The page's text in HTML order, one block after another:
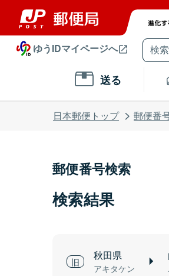
ゆうIDマイページへ
送る
日本郵便トップ 郵便番
郵便番号検索
検索結果
秋田県
アキタケン